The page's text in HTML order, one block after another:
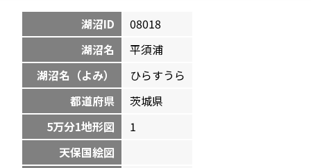
湖沼ID
08018
湖沼名
平須浦
湖沼名（よみ）
ひらすうら
都道府県
茨城県
5万分1地形図
1
天保国絵図